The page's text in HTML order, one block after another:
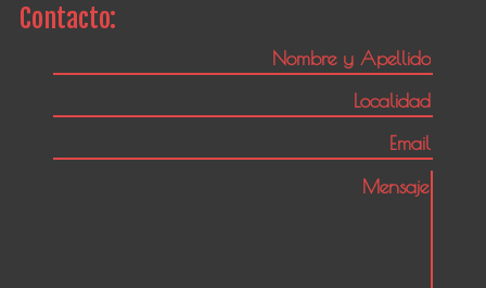
Contacto: